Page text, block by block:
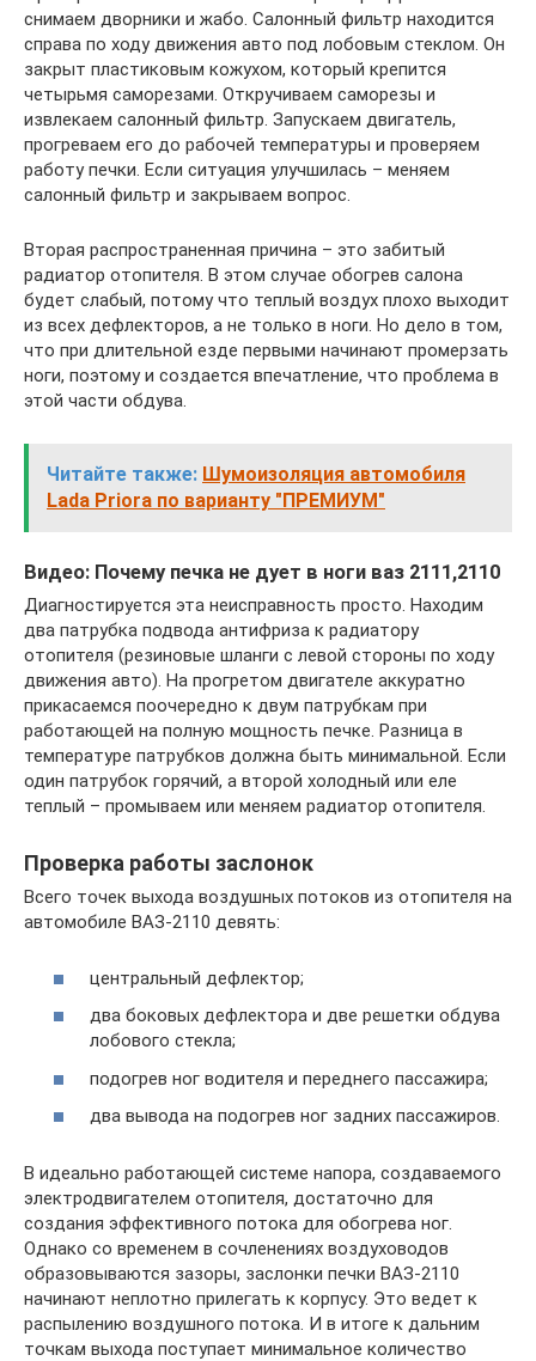
снимаем дворники и жабо. Салонный фильтр находится
справа по ходу движения авто под лобовым стеклом. Он
закрыт пластиковым кожухом, который крепится
четырьмя саморезами. Откручиваем саморезы и
извлекаем салонный фильтр. Запускаем двигатель,
прогреваем его до рабочей температуры и проверяем
работу печки. Если ситуация улучшилась – меняем
салонный фильтр и закрываем вопрос.
Вторая распространенная причина – это забитый
радиатор отопителя. В этом случае обогрев салона
будет слабый, потому что теплый воздух плохо выходит
из всех дефлекторов, а не только в ноги. Но дело в том,
что при длительной езде первыми начинают промерзать
ноги, поэтому и создается впечатление, что проблема в
этой части обдува.
Читайте также: Шумоизоляция автомобиля
Lada Priora по варианту "ПРЕМИУМ"
Видео: Почему печка не дует в ноги ваз 2111,2110
Диагностируется эта неисправность просто. Находим
два патрубка подвода антифриза к радиатору
отопителя (резиновые шланги с левой стороны по ходу
движения авто). На прогретом двигателе аккуратно
прикасаемся поочередно к двум патрубкам при
работающей на полную мощность печке. Разница в
температуре патрубков должна быть минимальной. Если
один патрубок горячий, а второй холодный или еле
теплый – промываем или меняем радиатор отопителя.
Проверка работы заслонок
Всего точек выхода воздушных потоков из отопителя на
автомобиле ВАЗ-2110 девять:
центральный дефлектор;
два боковых дефлектора и две решетки обдува
лобового стекла;
подогрев ног водителя и переднего пассажира;
два вывода на подогрев ног задних пассажиров.
В идеально работающей системе напора, создаваемого
электродвигателем отопителя, достаточно для
создания эффективного потока для обогрева ног.
Однако со временем в сочленениях воздуховодов
образовываются зазоры, заслонки печки ВАЗ-2110
начинают неплотно прилегать к корпусу. Это ведет к
распылению воздушного потока. И в итоге к дальним
точкам выхода поступает минимальное количество